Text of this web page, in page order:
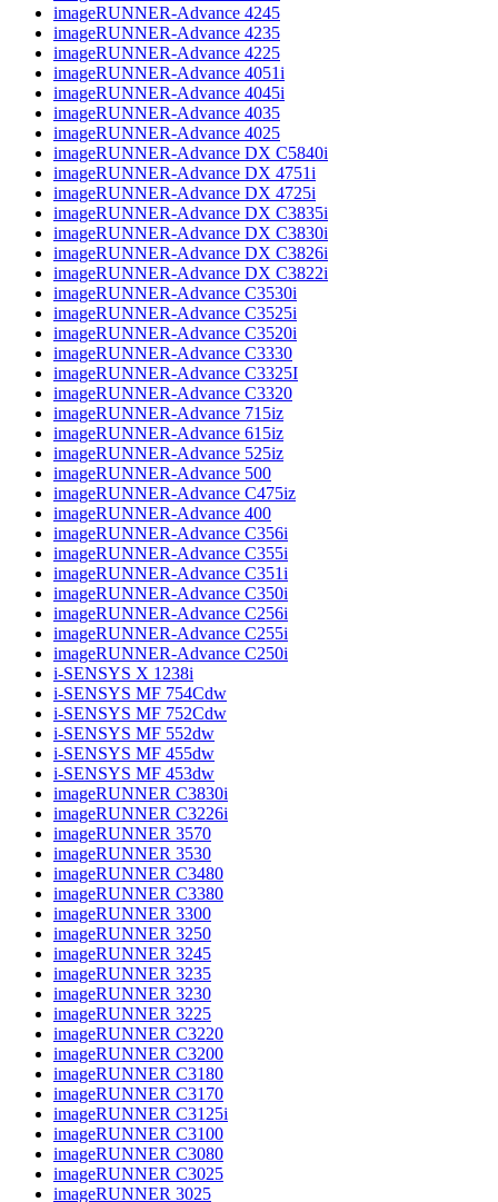
imageRUNNER-Advance 4245
imageRUNNER-Advance 4235
imageRUNNER-Advance 4225
imageRUNNER-Advance 4051i
imageRUNNER-Advance 4045i
imageRUNNER-Advance 4035
imageRUNNER-Advance 4025
imageRUNNER-Advance DX C5840i
imageRUNNER-Advance DX 4751i
imageRUNNER-Advance DX 4725i
imageRUNNER-Advance DX C3835i
imageRUNNER-Advance DX C3830i
imageRUNNER-Advance DX C3826i
imageRUNNER-Advance DX C3822i
imageRUNNER-Advance C3530i
imageRUNNER-Advance C3525i
imageRUNNER-Advance C3520i
imageRUNNER-Advance C3330
imageRUNNER-Advance C3325I
imageRUNNER-Advance C3320
imageRUNNER-Advance 715iz
imageRUNNER-Advance 615iz
imageRUNNER-Advance 525iz
imageRUNNER-Advance 500
imageRUNNER-Advance C475iz
imageRUNNER-Advance 400
imageRUNNER-Advance C356i
imageRUNNER-Advance C355i
imageRUNNER-Advance C351i
imageRUNNER-Advance C350i
imageRUNNER-Advance C256i
imageRUNNER-Advance C255i
imageRUNNER-Advance C250i
i-SENSYS X 1238i
i-SENSYS MF 754Cdw
i-SENSYS MF 752Cdw
i-SENSYS MF 552dw
i-SENSYS MF 455dw
i-SENSYS MF 453dw
imageRUNNER C3830i
imageRUNNER C3226i
imageRUNNER 3570
imageRUNNER 3530
imageRUNNER C3480
imageRUNNER C3380
imageRUNNER 3300
imageRUNNER 3250
imageRUNNER 3245
imageRUNNER 3235
imageRUNNER 3230
imageRUNNER 3225
imageRUNNER C3220
imageRUNNER C3200
imageRUNNER C3180
imageRUNNER C3170
imageRUNNER C3125i
imageRUNNER C3100
imageRUNNER C3080
imageRUNNER C3025
imageRUNNER 3025